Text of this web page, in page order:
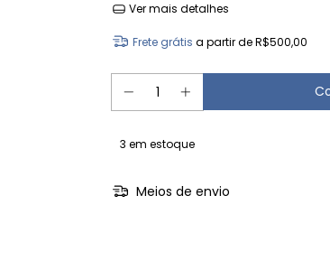
Ver mais detalhes
Frete grátis a partir deR$500,00
3 em estoque
Meios de envio